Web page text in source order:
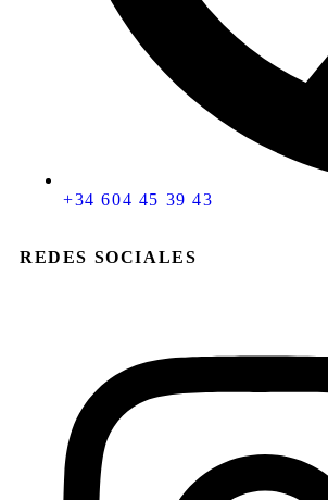
+34 604 45 39 43
REDES SOCIALES